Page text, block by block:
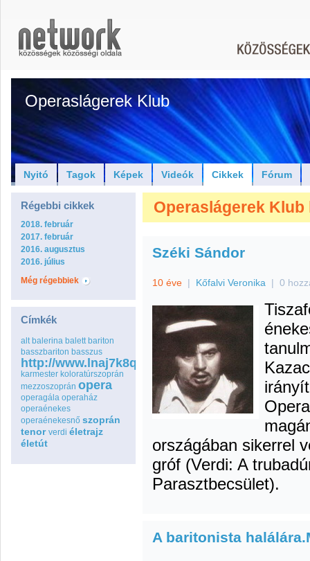
Operaslágerek Klub
Nyitó Tagok Képek Videók Cikkek Fórum
Régebbi cikkek
2018. február
2017. február
2016. augusztus
2016. július
Még régebbiek
Címkék
alt balerina balett bariton
basszbariton basszus
http://www.lnaj7k8qspfmo2wq8go.com
karmester koloratúrszoprán
mezzoszoprán opera
operagála operaház
operaénekes
operaénekesnő szoprán
tenor verdi életrajz
életút
Operaslágerek
Széki Sándor
10 éve | Kőfalvi Veronika | 0
országában sikerrel
gróf (Verdi: A
Parasztbecsület).
A baritonista